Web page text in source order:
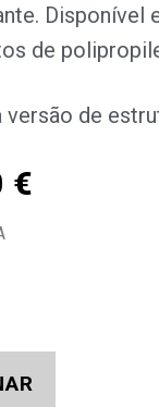
Disponível
de
versão de
€